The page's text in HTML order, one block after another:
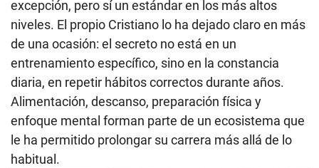
excepción, pero sí un estándar en los más altos
niveles. El propio Cristiano lo ha dejado claro en más
de una ocasión: el secreto no está en un
entrenamiento específico, sino en la constancia
diaria, en repetir hábitos correctos durante años.
Alimentación, descanso, preparación física y
enfoque mental forman parte de un ecosistema que
le ha permitido prolongar su carrera más allá de lo
habitual.